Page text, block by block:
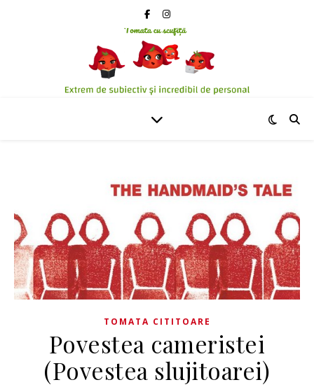
TOMATA CITITOARE
Povestea cameristei
(Povestea slujitoarei)